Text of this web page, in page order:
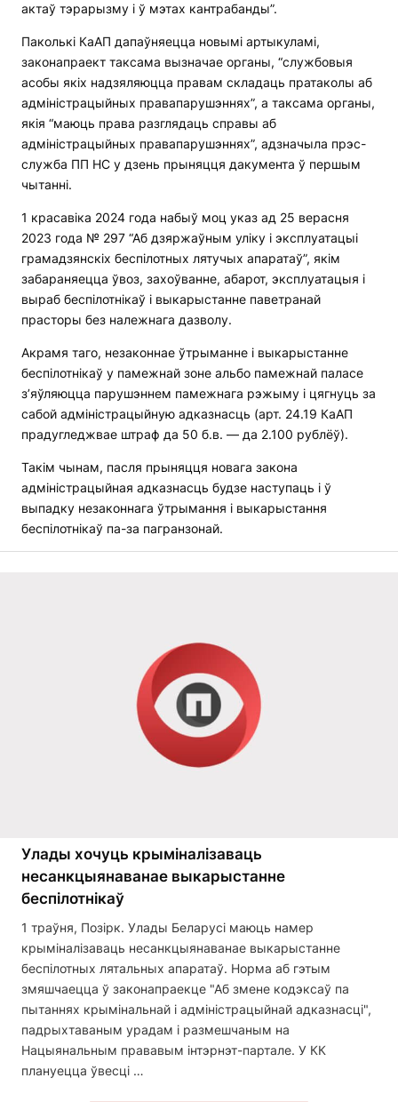
актаў тэрарызму і ў мэтах кантрабанды”.
Паколькі КаАП дапаўняецца новымі артыкуламі,
законапраект таксама вызначае органы, “службовыя
асобы якіх надзяляюцца правам складаць пратаколы аб
адміністрацыйных правапарушэннях”, а таксама органы,
якія “маюць права разглядаць справы аб
адміністрацыйных правапарушэннях”, адзначыла прэс-
служба ПП НС у дзень прыняцця дакумента ў першым
чытанні.
1 красавіка 2024 года набыў моц указ ад 25 верасня
2023 года № 297 “Аб дзяржаўным уліку і эксплуатацыі
грамадзянскіх беспілотных лятучых апаратаў”, якім
забараняецца ўвоз, захоўванне, абарот, эксплуатацыя і
выраб беспілотнікаў і выкарыстанне паветранай
прасторы без належнага дазволу.
Акрамя таго, незаконнае ўтрыманне і выкарыстанне
беспілотнікаў у памежнай зоне альбо памежнай паласе
з’яўляюцца парушэннем памежнага рэжыму і цягнуць за
сабой адміністрацыйную адказнасць (арт. 24.19 КаАП
прадугледжвае штраф да 50 б.в. — да 2.100 рублёў).
Такім чынам, пасля прыняцця новага закона
адміністрацыйная адказнасць будзе наступаць і ў
выпадку незаконнага ўтрымання і выкарыстання
беспілотнікаў па-за пагранзонай.
Улады хочуць крыміналізаваць
несанкцыянаванае выкарыстанне
беспілотнікаў
1 траўня, Позірк. Улады Беларусі маюць намер
крыміналізаваць несанкцыянаванае выкарыстанне
беспілотных лятальных апаратаў. Норма аб гэтым
змяшчаецца ў законапраекце "Аб змене кодэксаў па
пытаннях крымінальнай і адміністрацыйнай адказнасці",
падрыхтаваным урадам і размешчаным на
Нацыянальным прававым інтэрнэт-партале. У КК
плануецца ўвесці …